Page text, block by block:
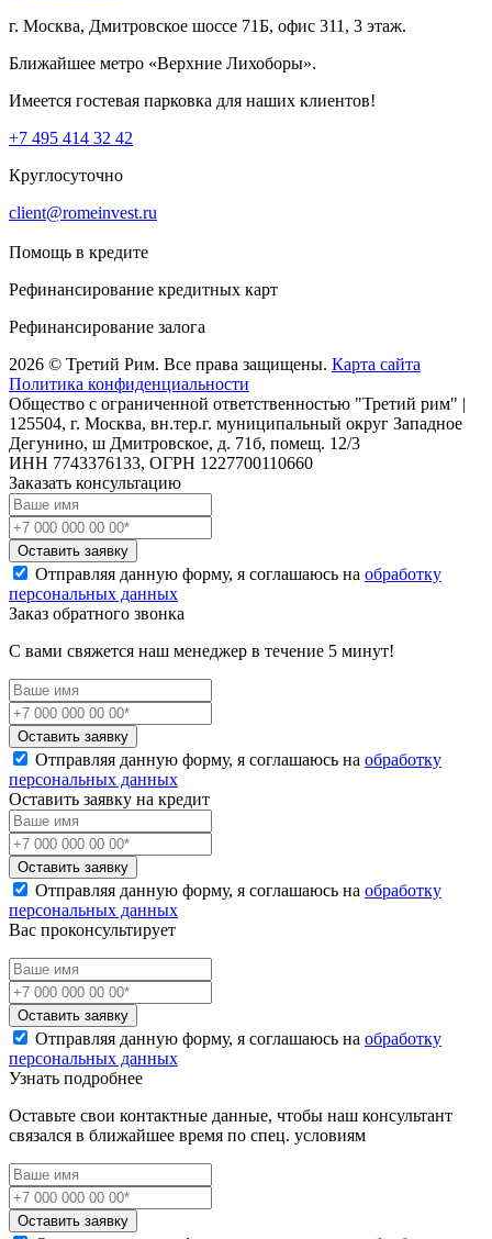
г. Москва, Дмитровское шоссе 71Б, офис 311, 3 этаж.
Ближайшее метро «Верхние Лихоборы».
Имеется гостевая парковка для наших клиентов!
+7 495 414 32 42
Круглосуточно
client@romeinvest.ru
Помощь в кредите
Рефинансирование кредитных карт
Рефинансирование залога
2026 © Третий Рим. Все права защищены. Карта сайта
Политика конфиденциальности
Общество с ограниченной ответственностью "Третий рим" |
125504, г. Москва, вн.тер.г. муниципальный округ Западное
Дегунино, ш Дмитровское, д. 71б, помещ. 12/3
ИНН 7743376133, ОГРН 1227700110660
Заказать консультацию
Оставить заявку
Отправляя данную форму, я соглашаюсь на обработку
персональных данных
Заказ обратного звонка
С вами свяжется наш менеджер в течение 5 минут!
Оставить заявку
Отправляя данную форму, я соглашаюсь на обработку
персональных данных
Оставить заявку на кредит
Оставить заявку
Отправляя данную форму, я соглашаюсь на обработку
персональных данных
Вас проконсультирует
Оставить заявку
Отправляя данную форму, я соглашаюсь на обработку
персональных данных
Узнать подробнее
Оставьте свои контактные данные, чтобы наш консультант
связался в ближайшее время по спец. условиям
Оставить заявку